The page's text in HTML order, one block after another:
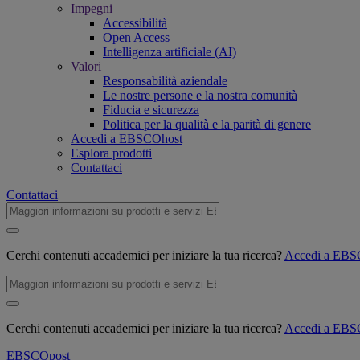
Impegni
Accessibilità
Open Access
Intelligenza artificiale (AI)
Valori
Responsabilità aziendale
Le nostre persone e la nostra comunità
Fiducia e sicurezza
Politica per la qualità e la parità di genere
Accedi a EBSCOhost
Esplora prodotti
Contattaci
Contattaci
Cerchi contenuti accademici per iniziare la tua ricerca? Accedi a
Cerchi contenuti accademici per iniziare la tua ricerca? Accedi a
EBSCOpost